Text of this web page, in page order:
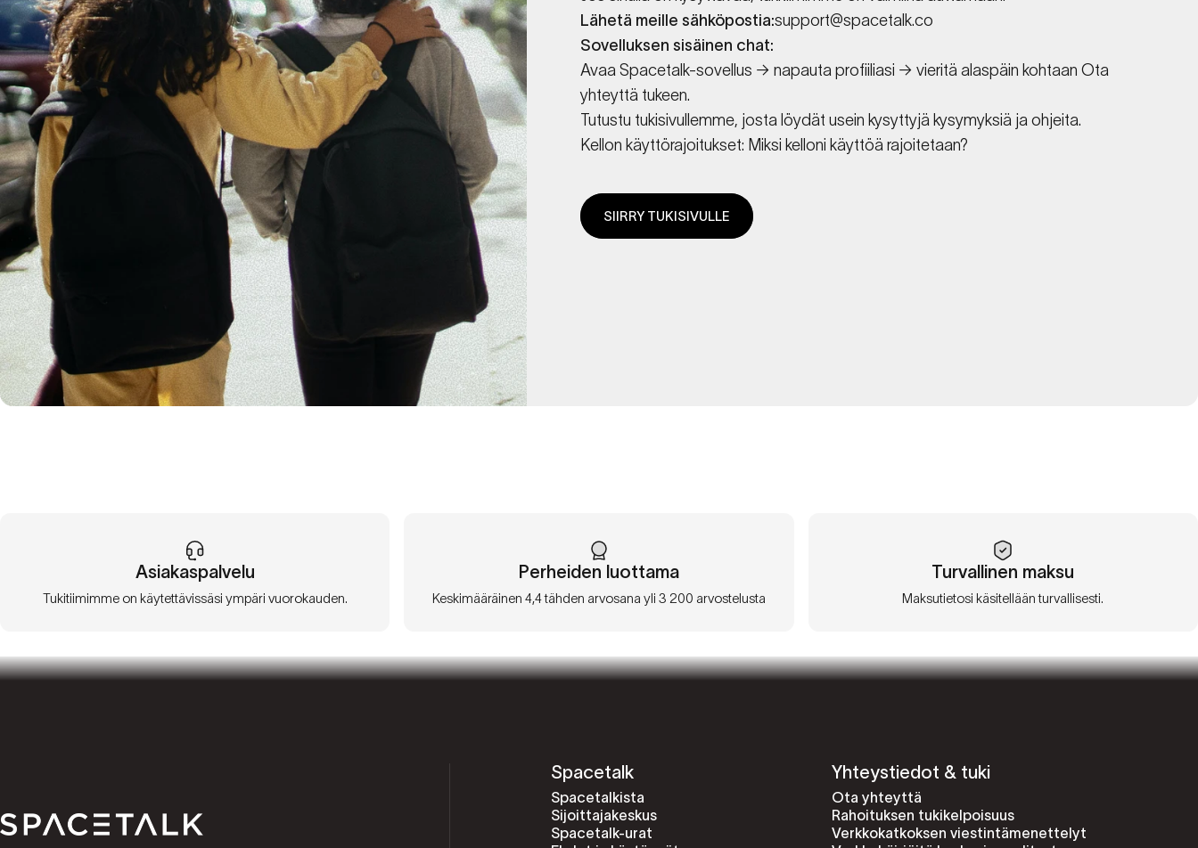
Lähetä meille sähköpostia:support@spacetalk.co
Sovelluksen sisäinen chat:
Avaa Spacetalk-sovellus → napauta profiiliasi → vieritä alaspäin kohtaan Ota
yhteyttä tukeen.
Tutustu tukisivullemme, josta löydät usein kysyttyjä kysymyksiä ja ohjeita.
Kellon käyttörajoitukset: Miksi kelloni käyttöä rajoitetaan?
SIIRRY TUKISIVULLE
Asiakaspalvelu
Tukitiimimme on käytettävissäsi ympäri vuorokauden.
Perheiden luottama
Keskimääräinen 4,4 tähden arvosana yli 3 200 arvostelusta
Turvallinen maksu
Maksutietosi käsitellään turvallisesti.
Spacetalk
Spacetalkista
Sijoittajakeskus
Spacetalk-urat
Yhteystiedot & tuki
Ota yhteyttä
Rahoituksen tukikelpoisuus
Verkkokatkoksen viestintämenettelyt
Spacetalk